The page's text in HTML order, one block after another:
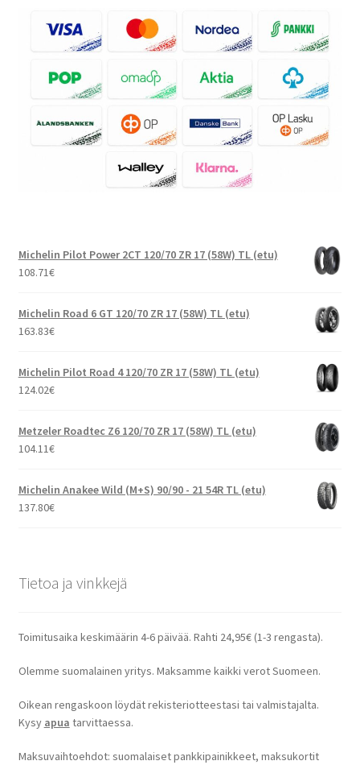
Michelin Pilot Power 2CT 120/70 ZR 17 (58W) TL (etu)
108.71€
Michelin Road 6 GT 120/70 ZR 17 (58W) TL (etu)
163.83€
Michelin Pilot Road 4 120/70 ZR 17 (58W) TL (etu)
124.02€
Metzeler Roadtec Z6 120/70 ZR 17 (58W) TL (etu)
104.11€
Michelin Anakee Wild (M+S) 90/90 - 21 54R TL (etu)
137.80€
Tietoa ja vinkkejä
Toimitusaika keskimäärin 4-6 päivää. Rahti 24,95€ (1-3 rengasta).
Olemme suomalainen yritys. Maksamme kaikki verot Suomeen.
Oikean rengaskoon löydät rekisteriotteestasi tai valmistajalta.
Kysy apua tarvittaessa.
Maksuvaihtoehdot: suomalaiset pankkipainikkeet, maksukortit